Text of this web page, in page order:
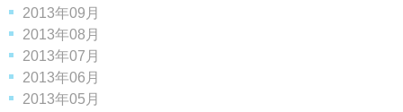
2013年09月
2013年08月
2013年07月
2013年06月
2013年05月